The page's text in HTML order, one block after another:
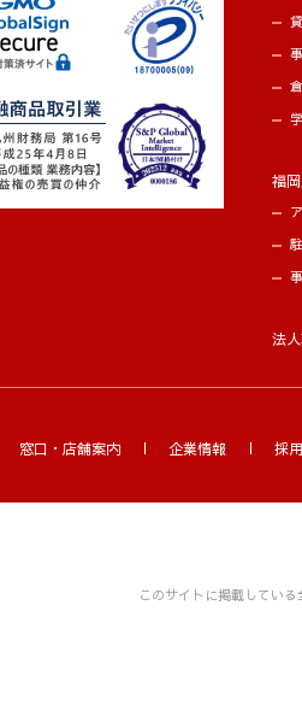
福
法
窓口・店舗案内 企業情報 採
このサイトに掲載してい